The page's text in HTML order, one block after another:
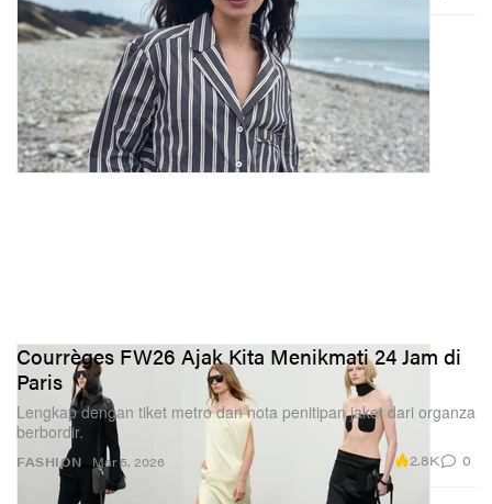
FASHION
Courrèges FW26 Ajak Kita Menikmati 24 Jam di
Paris
Lengkap dengan tiket metro dan nota penitipan jaket dari organza
berbordir.
Mar 5, 2026 2.8K 0